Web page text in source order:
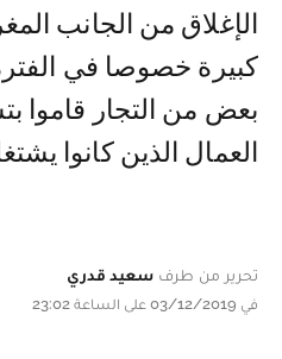
الإغلاق من الجانب
كبيرة خصوصا في
بعض من التجار قاموا
العمال الذين كانوا
تحرير من طرف سعيد قدري
في 03/12/2019 على الساعة 23:02